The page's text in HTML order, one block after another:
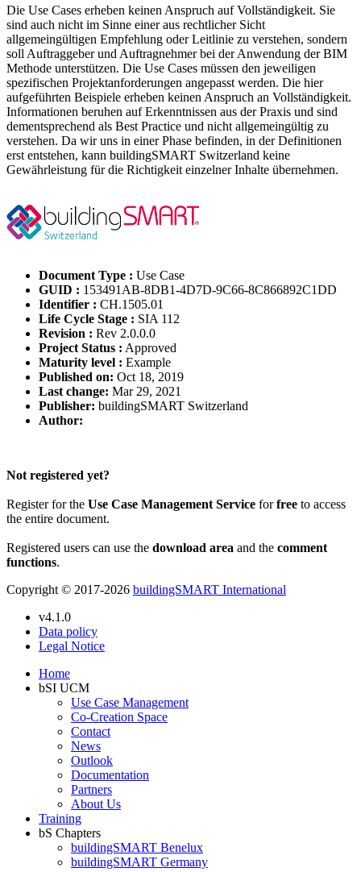
Die Use Cases erheben keinen Anspruch auf Vollständigkeit. Sie
sind auch nicht im Sinne einer aus rechtlicher Sicht
allgemeingültigen Empfehlung oder Leitlinie zu verstehen, sondern
soll Auftraggeber und Auftragnehmer bei der Anwendung der BIM
Methode unterstützen. Die Use Cases müssen den jeweiligen
spezifischen Projektanforderungen angepasst werden. Die hier
aufgeführten Beispiele erheben keinen Anspruch an Vollständigkeit.
Informationen beruhen auf Erkenntnissen aus der Praxis und sind
dementsprechend als Best Practice und nicht allgemeingültig zu
verstehen. Da wir uns in einer Phase befinden, in der Definitionen
erst entstehen, kann buildingSMART Switzerland keine
Gewährleistung für die Richtigkeit einzelner Inhalte übernehmen.
Document Type : Use Case
GUID : 153491AB-8DB1-4D7D-9C66-8C866892C1DD
Identifier : CH.1505.01
Life Cycle Stage : SIA 112
Revision : Rev 2.0.0.0
Project Status : Approved
Maturity level : Example
Published on: Oct 18, 2019
Last change: Mar 29, 2021
Publisher: buildingSMART Switzerland
Author:
Not registered yet?
Register for the Use Case Management Service forfree to access
the entire document.
Registered users can use the download area and the comment
functions.
Copyright © 2017-2026 buildingSMART International
v4.1.0
Data policy
Legal Notice
Home
bSI UCM
Use Case Management
Co-Creation Space
Contact
News
Outlook
Documentation
Partners
About Us
Training
bS Chapters
buildingSMART Benelux
buildingSMART Germany